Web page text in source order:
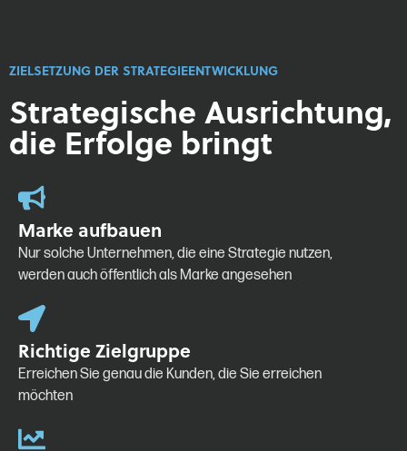
ZIELSETZUNG DER STRATEGIEENTWICKLUNG
Strategische Ausrichtung,
die Erfolge bringt
Marke aufbauen
Nur solche Unternehmen, die eine Strategie nutzen,
werden auch öffentlich als Marke angesehen
Richtige Zielgruppe
Erreichen Sie genau die Kunden, die Sie erreichen
möchten